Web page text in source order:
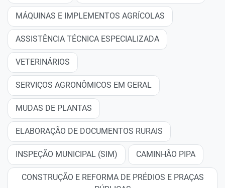
MÁQUINAS E IMPLEMENTOS AGRÍCOLAS
ASSISTÊNCIA TÉCNICA ESPECIALIZADA
VETERINÁRIOS
SERVIÇOS AGRONÔMICOS EM GERAL
MUDAS DE PLANTAS
ELABORAÇÃO DE DOCUMENTOS RURAIS
INSPEÇÃO MUNICIPAL (SIM) CAMINHÃO PIPA
CONSTRUÇÃO E REFORMA DE PRÉDIOS E PRAÇAS